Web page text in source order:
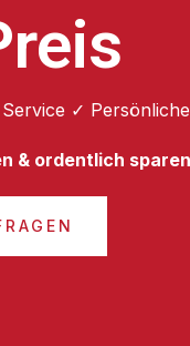
✓
& ordentlich